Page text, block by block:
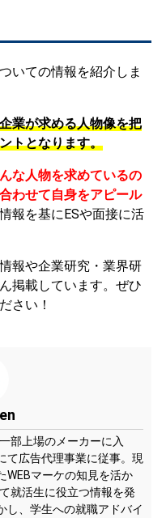
いての情報を紹介しま
業が求める人物像を把
トとなります。
な人物を求めているの
わせて自身をアピール
報を基にESや面接に活
報や企業研究・業界研
掲載しています。ぜひ
さい！
部上場のメーカーに入
て広告代理事業に従事。現
WEBマーケの知見を活か
就活生に役立つ情報を発
し、学生への就職アドバイ